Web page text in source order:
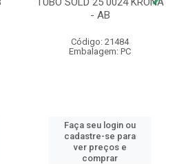
- AB
Código: 21484
Embalagem: PC
Faça seu login ou
cadastre-se para
ver preços e
comprar